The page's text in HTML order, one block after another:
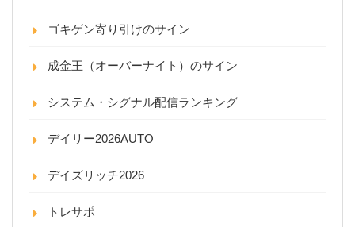
ゴキゲン寄り引けのサイン
成金王（オーバーナイト）のサイン
システム・シグナル配信ランキング
デイリー2026AUTO
デイズリッチ2026
トレサポ